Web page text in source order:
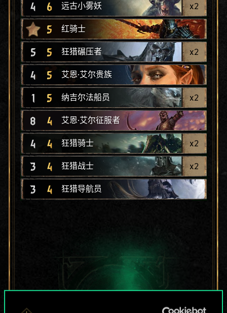
4 6 远古小雾妖 x2
5 红骑士
5 5 狂猎碾压者 x2
4 5 艾恩·艾尔贵族
1 5 纳吉尔法船员 x2
8 4 艾恩·艾尔征服者
4 4 狂猎骑士 x2
3 4 狂猎战士 x2
3 4 狂猎导航员